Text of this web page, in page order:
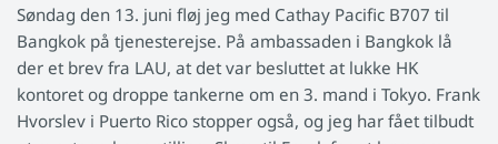
Søndag den 13. juni fløj jeg med Cathay Pacific B707 til
Bangkok på tjenesterejse. På ambassaden i Bangkok lå
der et brev fra LAU, at det var besluttet at lukke HK
kontoret og droppe tankerne om en 3. mand i Tokyo. Frank
Hvorslev i Puerto Rico stopper også, og jeg har fået tilbudt